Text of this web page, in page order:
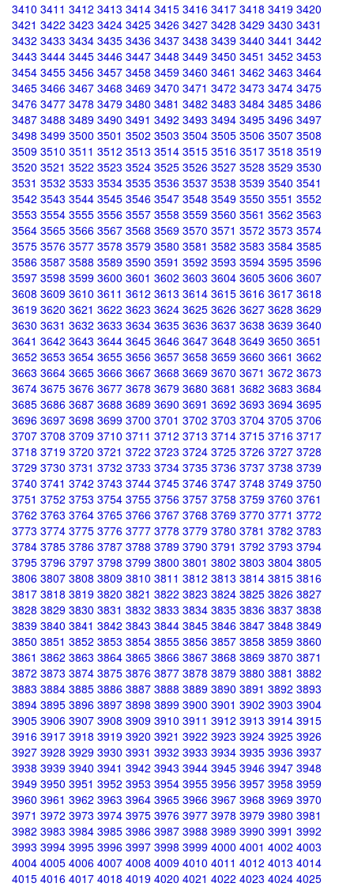
3410 3411 3412 3413 3414 3415 3416 3417 3418 3419 3420
3421 3422 3423 3424 3425 3426 3427 3428 3429 3430 3431
3432 3433 3434 3435 3436 3437 3438 3439 3440 3441 3442
3443 3444 3445 3446 3447 3448 3449 3450 3451 3452 3453
3454 3455 3456 3457 3458 3459 3460 3461 3462 3463 3464
3465 3466 3467 3468 3469 3470 3471 3472 3473 3474 3475
3476 3477 3478 3479 3480 3481 3482 3483 3484 3485 3486
3487 3488 3489 3490 3491 3492 3493 3494 3495 3496 3497
3498 3499 3500 3501 3502 3503 3504 3505 3506 3507 3508
3509 3510 3511 3512 3513 3514 3515 3516 3517 3518 3519
3520 3521 3522 3523 3524 3525 3526 3527 3528 3529 3530
3531 3532 3533 3534 3535 3536 3537 3538 3539 3540 3541
3542 3543 3544 3545 3546 3547 3548 3549 3550 3551 3552
3553 3554 3555 3556 3557 3558 3559 3560 3561 3562 3563
3564 3565 3566 3567 3568 3569 3570 3571 3572 3573 3574
3575 3576 3577 3578 3579 3580 3581 3582 3583 3584 3585
3586 3587 3588 3589 3590 3591 3592 3593 3594 3595 3596
3597 3598 3599 3600 3601 3602 3603 3604 3605 3606 3607
3608 3609 3610 3611 3612 3613 3614 3615 3616 3617 3618
3619 3620 3621 3622 3623 3624 3625 3626 3627 3628 3629
3630 3631 3632 3633 3634 3635 3636 3637 3638 3639 3640
3641 3642 3643 3644 3645 3646 3647 3648 3649 3650 3651
3652 3653 3654 3655 3656 3657 3658 3659 3660 3661 3662
3663 3664 3665 3666 3667 3668 3669 3670 3671 3672 3673
3674 3675 3676 3677 3678 3679 3680 3681 3682 3683 3684
3685 3686 3687 3688 3689 3690 3691 3692 3693 3694 3695
3696 3697 3698 3699 3700 3701 3702 3703 3704 3705 3706
3707 3708 3709 3710 3711 3712 3713 3714 3715 3716 3717
3718 3719 3720 3721 3722 3723 3724 3725 3726 3727 3728
3729 3730 3731 3732 3733 3734 3735 3736 3737 3738 3739
3740 3741 3742 3743 3744 3745 3746 3747 3748 3749 3750
3751 3752 3753 3754 3755 3756 3757 3758 3759 3760 3761
3762 3763 3764 3765 3766 3767 3768 3769 3770 3771 3772
3773 3774 3775 3776 3777 3778 3779 3780 3781 3782 3783
3784 3785 3786 3787 3788 3789 3790 3791 3792 3793 3794
3795 3796 3797 3798 3799 3800 3801 3802 3803 3804 3805
3806 3807 3808 3809 3810 3811 3812 3813 3814 3815 3816
3817 3818 3819 3820 3821 3822 3823 3824 3825 3826 3827
3828 3829 3830 3831 3832 3833 3834 3835 3836 3837 3838
3839 3840 3841 3842 3843 3844 3845 3846 3847 3848 3849
3850 3851 3852 3853 3854 3855 3856 3857 3858 3859 3860
3861 3862 3863 3864 3865 3866 3867 3868 3869 3870 3871
3872 3873 3874 3875 3876 3877 3878 3879 3880 3881 3882
3883 3884 3885 3886 3887 3888 3889 3890 3891 3892 3893
3894 3895 3896 3897 3898 3899 3900 3901 3902 3903 3904
3905 3906 3907 3908 3909 3910 3911 3912 3913 3914 3915
3916 3917 3918 3919 3920 3921 3922 3923 3924 3925 3926
3927 3928 3929 3930 3931 3932 3933 3934 3935 3936 3937
3938 3939 3940 3941 3942 3943 3944 3945 3946 3947 3948
3949 3950 3951 3952 3953 3954 3955 3956 3957 3958 3959
3960 3961 3962 3963 3964 3965 3966 3967 3968 3969 3970
3971 3972 3973 3974 3975 3976 3977 3978 3979 3980 3981
3982 3983 3984 3985 3986 3987 3988 3989 3990 3991 3992
3993 3994 3995 3996 3997 3998 3999 4000 4001 4002 4003
4004 4005 4006 4007 4008 4009 4010 4011 4012 4013 4014
4015 4016 4017 4018 4019 4020 4021 4022 4023 4024 4025